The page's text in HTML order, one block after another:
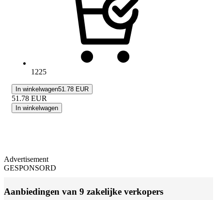
1225
In winkelwagen51.78 EUR
51.78 EUR
In winkelwagen
Advertisement
GESPONSORD
Aanbiedingen van 9 zakelijke verkopers